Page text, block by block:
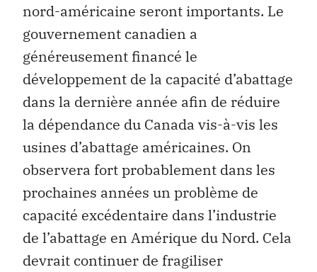
nord-américaine seront importants. Le
gouvernement canadien a
généreusement financé le
développement de la capacité d’abattage
dans la dernière année afin de réduire
la dépendance du Canada vis-à-vis les
usines d’abattage américaines. On
observera fort probablement dans les
prochaines années un problème de
capacité excédentaire dans l’industrie
de l’abattage en Amérique du Nord. Cela
devrait continuer de fragiliser